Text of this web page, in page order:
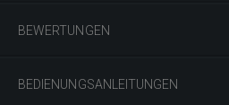
BEWERTUNGEN
BEDIENUNGSANLEITUNGEN